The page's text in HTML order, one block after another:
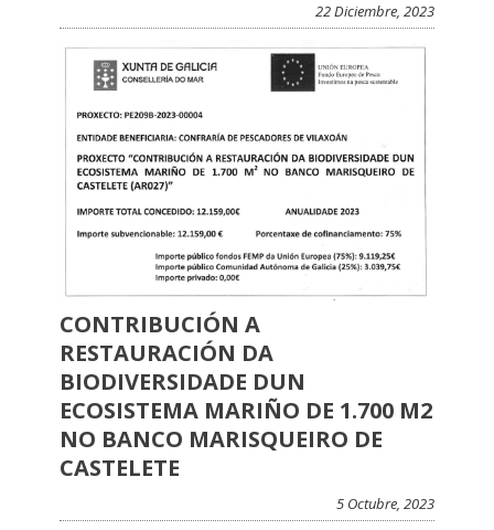
22 Diciembre, 2023
CONTRIBUCIÓN A
RESTAURACIÓN DA
BIODIVERSIDADE DUN
ECOSISTEMA MARIÑO DE 1.700 M2
NO BANCO MARISQUEIRO DE
CASTELETE
5 Octubre, 2023